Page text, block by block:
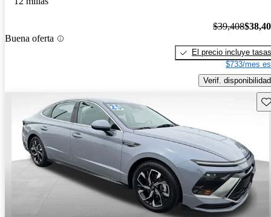
Buena oferta
$39,408
El precio incluye tasas
$733/mes
Verif. disponibilidad